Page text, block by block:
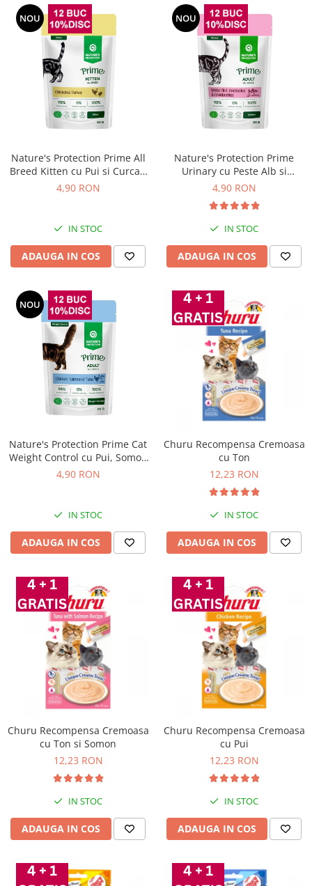
NOU
Nature's Protection Prime All
Breed Kitten cu Pui si Curcan
85 Gr
4,90 RON
IN STOC
ADAUGA IN COS
NOU
Nature's Protection Prime
Urinary cu Peste Alb si
Merisoare pentru Pisici 85 Gr
4,90 RON
IN STOC
ADAUGA IN COS
NOU
Nature's Protection Prime Cat
Weight Control cu Pui, Somon
si Ton 85 Gr
4,90 RON
IN STOC
ADAUGA IN COS
Churu Recompensa Cremoasa
cu Ton
12,23 RON
IN STOC
ADAUGA IN COS
Churu Recompensa Cremoasa
cu Ton si Somon
12,23 RON
IN STOC
ADAUGA IN COS
Churu Recompensa Cremoasa
cu Pui
12,23 RON
IN STOC
ADAUGA IN COS